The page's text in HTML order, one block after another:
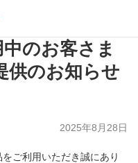
のお客さま
のお知らせ
2025年8月28日
ご利用いただき誠にあり